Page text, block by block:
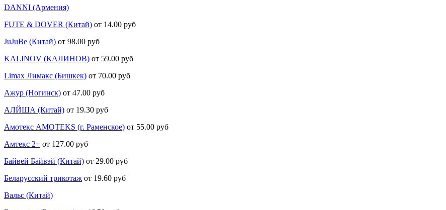
DANNI (Армения)
FUTE & DOVER (Китай) от 14.00 руб
JuJuBe (Китай) от 98.00 руб
KALINOV (КАЛИНОВ) от 59.00 руб
Limax Лимакс (Бишкек) от 70.00 руб
Ажур (Ногинск) от 47.00 руб
АЛЙША (Китай) от 19.30 руб
Амотекс AMOTEKS (г. Раменское) от 55.00 руб
Амтекс 2+ от 127.00 руб
Байвей Байвэй (Китай) от 29.00 руб
Беларусский трикотаж от 19.60 руб
Вальс (Китай)